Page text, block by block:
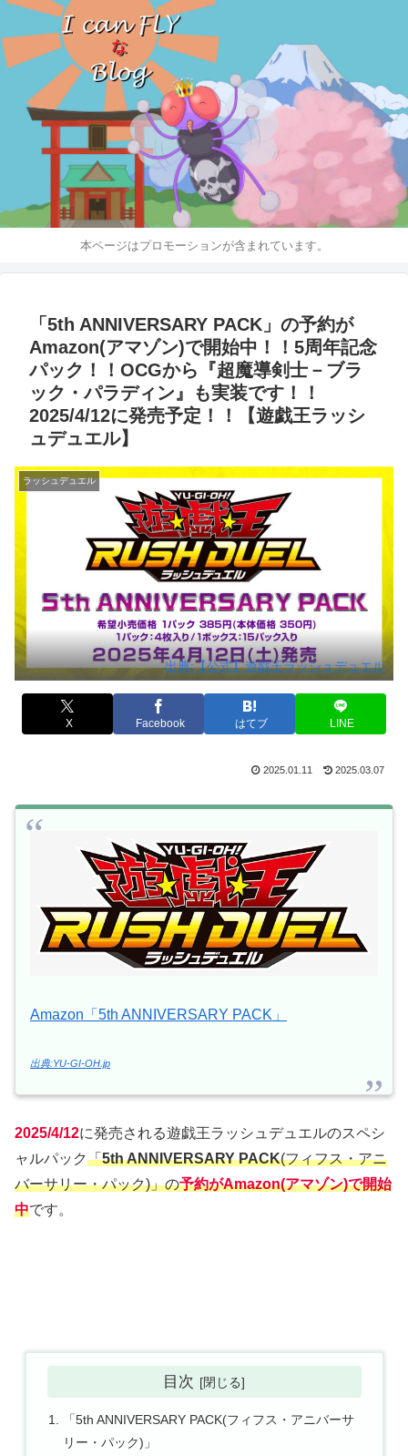
本ページはプロモーションが含まれています。
「5th ANNIVERSARY PACK」の予約が
Amazon(アマゾン)で開始中！！5周年記念
パック！！OCGから『超魔導剣士－ブラ
ック・パラディン』も実装です！！
2025/4/12に発売予定！！【遊戯王ラッシ
ュデュエル】
ラッシュデュエル
出典:【公式】遊戯王ラッシュデュエル
X Facebook はてブ LINE
2025.01.11 2025.03.07
Amazon「5th ANNIVERSARY PACK」
出典:YU-GI-OH.jp
2025/4/12に発売される遊戯王ラッシュデュエルのスペシ
ャルパック「5th ANNIVERSARY PACK(フィフス・アニ
バーサリー・パック)」の予約がAmazon(アマゾン)で開始
中です。
目次
「5th ANNIVERSARY PACK(フィフス・アニバーサ
リー・パック)」